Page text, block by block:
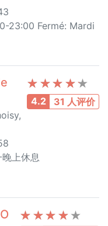
23:00 Fermé: Mardi
4.2 31 人评价
上休息